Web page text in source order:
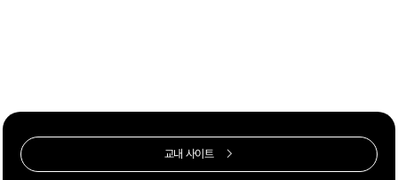
교내 사이트